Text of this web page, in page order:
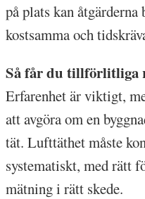
på plats kan
kostsamma och
Så får du tillförlitliga
Erfarenhet är viktigt,
att avgöra om en
tät. Lufttäthet måste
systematiskt, med rätt
mätning i rätt skede.